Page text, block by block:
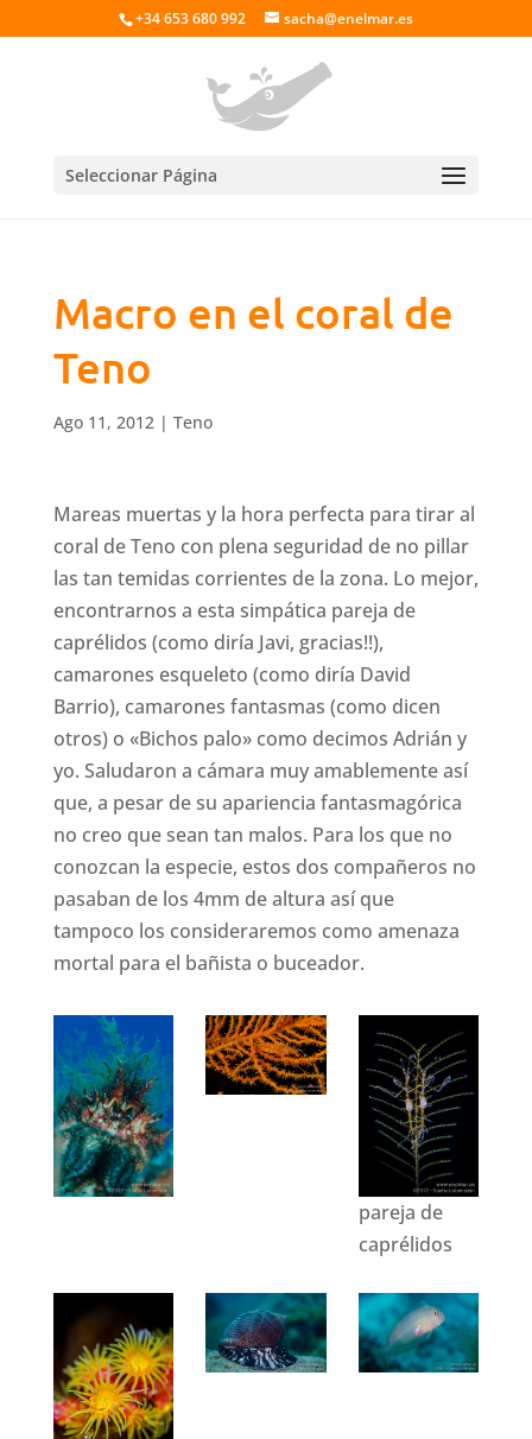
+34 653 680 992 sacha@enelmar.es
Seleccionar Página
Macro en el coral de
Teno
Ago 11, 2012| Teno
Mareas muertas y la hora perfecta para tirar al
coral de Teno con plena seguridad de no pillar
las tan temidas corrientes de la zona. Lo mejor,
encontrarnos a esta simpática pareja de
caprélidos (como diría Javi, gracias!!),
camarones esqueleto (como diría David
Barrio), camarones fantasmas (como dicen
otros) o «Bichos palo» como decimos Adrián y
yo. Saludaron a cámara muy amablemente así
que, a pesar de su apariencia fantasmagórica
no creo que sean tan malos. Para los que no
conozcan la especie, estos dos compañeros no
pasaban de los 4mm de altura así que
tampoco los consideraremos como amenaza
mortal para el bañista o buceador.
pareja de
caprélidos